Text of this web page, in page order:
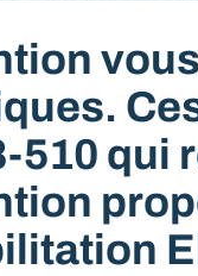
510